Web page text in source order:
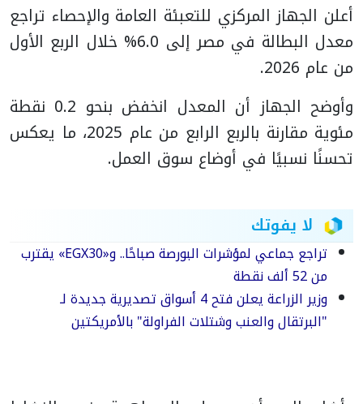
أعلن الجهاز المركزي للتعبئة العامة والإحصاء تراجع
معدل البطالة في مصر إلى 6.0% خلال الربع الأول
من عام 2026.
وأوضح الجهاز أن المعدل انخفض بنحو 0.2 نقطة
مئوية مقارنة بالربع الرابع من عام 2025، ما يعكس
تحسنًا نسبيًا في أوضاع سوق العمل.
لا يفوتك
تراجع جماعي لمؤشرات البورصة صباحًا.. و«EGX30» يقترب
من 52 ألف نقطة
وزير الزراعة يعلن فتح 4 أسواق تصديرية جديدة لـ
"البرتقال والعنب وشتلات الفراولة" بالأمريكتين